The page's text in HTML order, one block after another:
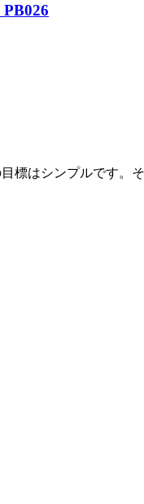
標はシンプルです。